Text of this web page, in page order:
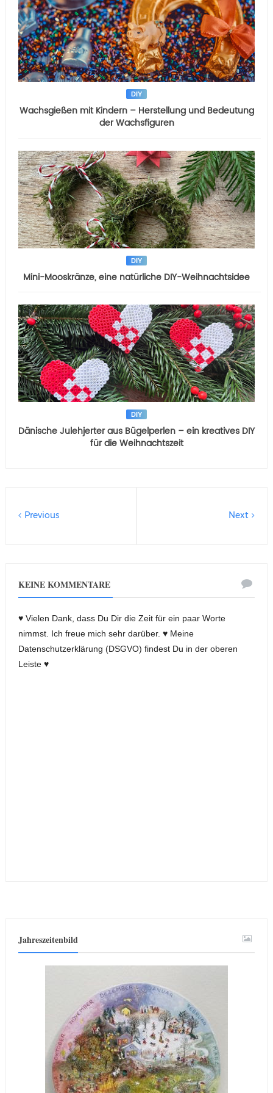
DIY
Wachsgießen mit Kindern – Herstellung und Bedeutung
der Wachsfiguren
DIY
Mini-Mooskränze, eine natürliche DIY-Weihnachtsidee
DIY
Dänische Julehjerter aus Bügelperlen – ein kreatives DIY
für die Weihnachtszeit
Next
Previous
KEINE KOMMENTARE
♥ Vielen Dank, dass Du Dir die Zeit für ein paar Worte
nimmst. Ich freue mich sehr darüber. ♥ Meine
Datenschutzerklärung (DSGVO) findest Du in der oberen
Leiste ♥
Jahreszeitenbild